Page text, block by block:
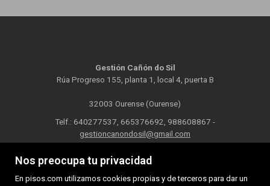
Nos preocupa tu privacidad
En pisos.com utilizamos cookies propias y de terceros para dar un
Gestión Cañón do Sil
Rúa Progreso 155, planta 1, local 4, puerta B
32003 Ourense (Ourense)
Telf.: 640277537, 665376692, 988608867 -
gestioncanondosil@gmail.com
MAPA WEB AVISO LEGAL